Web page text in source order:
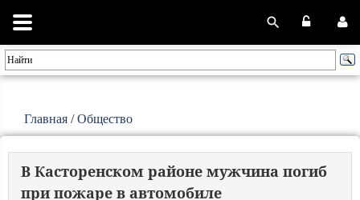
Главная /Общество
В Касторенском районе мужчина погиб
при пожаре в автомобиле